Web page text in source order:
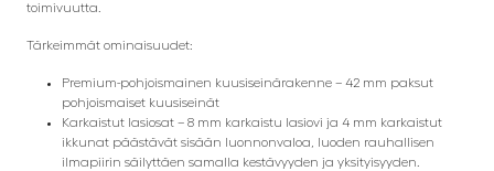
toimivuutta.
Tärkeimmät ominaisuudet:
Premium-pohjoismainen kuusiseinärakenne – 42 mm paksut
pohjoismaiset kuusiseinät
Karkaistut lasiosat – 8 mm karkaistu lasiovi ja 4 mm karkaistut
ikkunat päästävät sisään luonnonvaloa, luoden rauhallisen
ilmapiirin säilyttäen samalla kestävyyden ja yksityisyyden.